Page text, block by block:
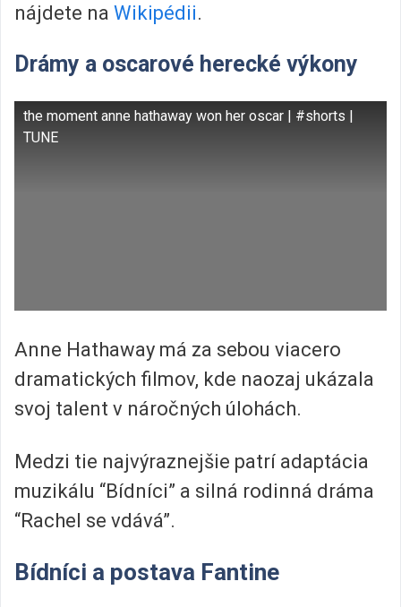
nájdete na Wikipédii.
Drámy a oscarové herecké výkony
the moment anne hathaway won her oscar | #shorts |
TUNE
Anne Hathaway má za sebou viacero
dramatických filmov, kde naozaj ukázala
svoj talent v náročných úlohách.
Medzi tie najvýraznejšie patrí adaptácia
muzikálu “Bídníci” a silná rodinná dráma
“Rachel se vdává”.
Bídníci a postava Fantine